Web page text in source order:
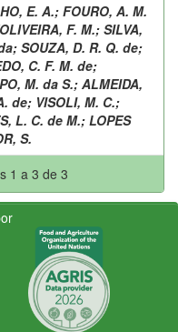
E. A.; FOURO, A. M.
F. M.; SILVA,
; SOUZA, D. R. Q. de;
C. F. M. de;
M. da S.; ALMEIDA,
de; VISOLI, M. C.;
L. C. de M.; LOPES
S.
1 a 3 de 3